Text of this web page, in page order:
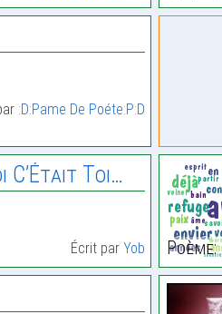
:D:Pame De Poéte:P:D
C’Était Toi…
Écrit parYob Poème: